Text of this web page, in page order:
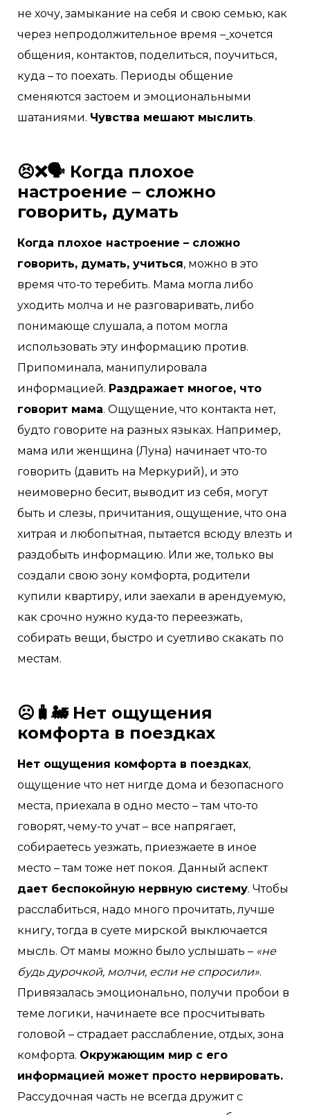
не хочу, замыкание на себя и свою семью, как
через непродолжительное время – хочется
общения, контактов, поделиться, поучиться,
куда – то поехать. Периоды общение
сменяются застоем и эмоциональными
шатаниями. Чувства мешают мыслить.
😣❌🗣 Когда плохое
настроение – сложно
говорить, думать
Когда плохое настроение – сложно
говорить, думать, учиться, можно в это
время что-то теребить. Мама могла либо
уходить молча и не разговаривать, либо
понимающе слушала, а потом могла
использовать эту информацию против.
Припоминала, манипулировала
информацией. Раздражает многое, что
говорит мама. Ощущение, что контакта нет,
будто говорите на разных языках. Например,
мама или женщина (Луна) начинает что-то
говорить (давить на Меркурий), и это
неимоверно бесит, выводит из себя, могут
быть и слезы, причитания, ощущение, что она
хитрая и любопытная, пытается всюду влезть и
раздобыть информацию. Или же, только вы
создали свою зону комфорта, родители
купили квартиру, или заехали в арендуемую,
как срочно нужно куда-то переезжать,
собирать вещи, быстро и суетливо скакать по
местам.
☹🧳🚂 Нет ощущения
комфорта в поездках
Нет ощущения комфорта в поездках,
ощущение что нет нигде дома и безопасного
места, приехала в одно место – там что-то
говорят, чему-то учат – все напрягает,
собираетесь уезжать, приезжаете в иное
место – там тоже нет покоя. Данный аспект
дает беспокойную нервную систему. Чтобы
расслабиться, надо много прочитать, лучше
книгу, тогда в суете мирской выключается
мысль. От мамы можно было услышать – «не
будь дурочкой, молчи, если не спросили».
Привязалась эмоционально, получи пробои в
теме логики, начинаете все просчитывать
головой – страдает расслабление, отдых, зона
комфорта. Окружающим мир с его
информацией может просто нервировать.
Рассудочная часть не всегда дружит с